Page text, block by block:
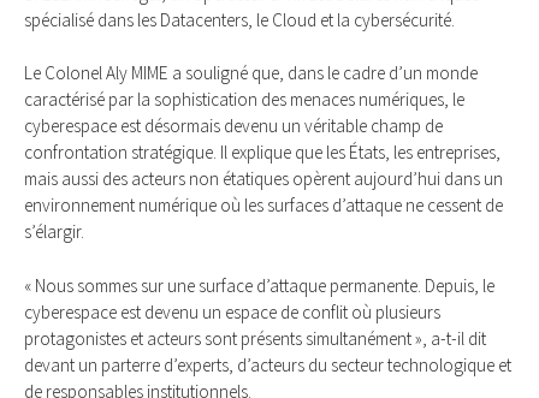
spécialisé dans les Datacenters, le Cloud et la cybersécurité.
Le Colonel Aly MIME a souligné que, dans le cadre d’un monde
caractérisé par la sophistication des menaces numériques, le
cyberespace est désormais devenu un véritable champ de
confrontation stratégique. Il explique que les États, les entreprises,
mais aussi des acteurs non étatiques opèrent aujourd’hui dans un
environnement numérique où les surfaces d’attaque ne cessent de
s’élargir.
« Nous sommes sur une surface d’attaque permanente. Depuis, le
cyberespace est devenu un espace de conflit où plusieurs
protagonistes et acteurs sont présents simultanément », a-t-il dit
devant un parterre d’experts, d’acteurs du secteur technologique et
de responsables institutionnels.